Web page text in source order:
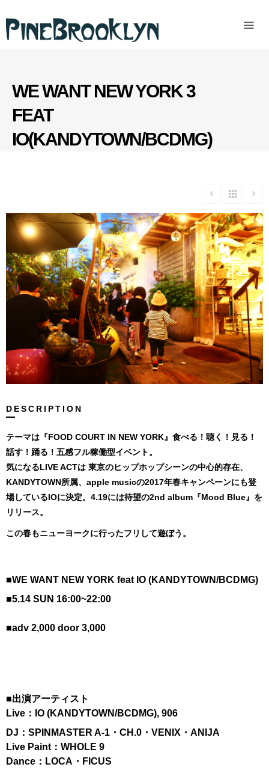
WE WANT NEW YORK 3
FEAT
IO(KANDYTOWN/BCDMG)
DESCRIPTION
テーマは『FOOD COURT IN NEW YORK』食べる！聴く！見る！
話す！踊る！五感フル稼働型イベント。
気になるLIVE ACTは 東京のヒップホップシーンの中心的存在、
KANDYTOWN所属、apple musicの2017年春キャンペーンにも登
場しているIOに決定。4.19には待望の2nd album『Mood Blue』を
リリース。
この春もニューヨークに行ったフリして遊ぼう。
■WE WANT NEW YORK feat IO (KANDYTOWN/BCDMG)
■5.14 SUN 16:00~22:00
■adv 2,000 door 3,000
■出演アーティスト
Live：IO (KANDYTOWN/BCDMG), 906
DJ：SPINMASTER A-1・CH.0・VENIX・ANIJA
Live Paint：WHOLE 9
Dance：LOCA・FICUS
Home
Past
access